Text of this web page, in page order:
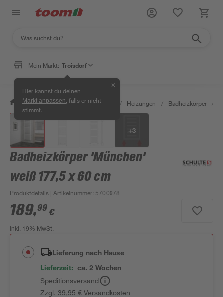
Mein Markt: Troisdorf
Hier kannst du deinen
Markt anpassen , falls er nicht
stimmt.
✕
/ Bauen & Renovieren / Heizen / Heizungen / Badheizkörper /
+3
Badheizkörper 'München'
weiß 177,5 x 60 cm
Produktdetails | Artikelnummer: 5700978
189,99 €
inkl. 19% MwSt.
Lieferung nach Hause
Lieferzeit: ca. 2 Wochen
Speditionsversand
Zzgl. 39,95 € Versandkosten